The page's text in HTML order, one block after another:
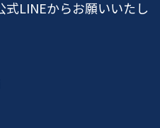
LINEからお願いいたし